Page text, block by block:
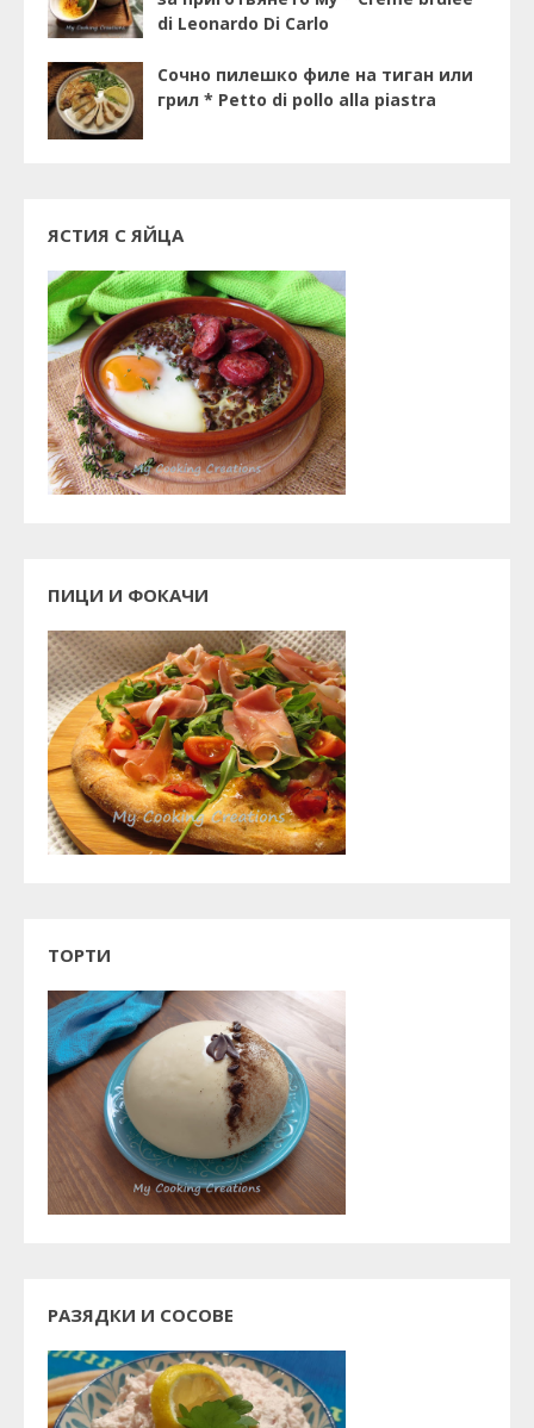
di Leonardo Di Carlo
Сочно пилешко филе на тиган или
грил * Petto di pollo alla piastra
ЯСТИЯ С ЯЙЦА
ПИЦИ И ФОКАЧИ
ТОРТИ
РАЗЯДКИ И СОСОВЕ